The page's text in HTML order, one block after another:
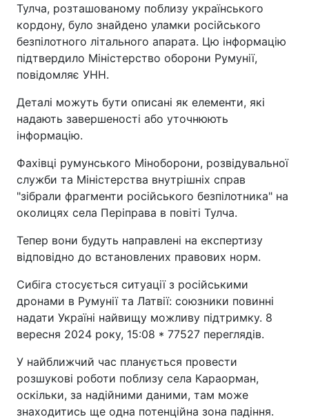
Тулча, розташованому поблизу українського
кордону, було знайдено уламки російського
безпілотного літального апарата. Цю інформацію
підтвердило Міністерство оборони Румунії,
повідомляє УНН.
Деталі можуть бути описані як елементи, які
надають завершеності або уточнюють
інформацію.
Фахівці румунського Міноборони, розвідувальної
служби та Міністерства внутрішніх справ
"зібрали фрагменти російського безпілотника" на
околицях села Періправа в повіті Тулча.
Тепер вони будуть направлені на експертизу
відповідно до встановлених правових норм.
Сибіга стосується ситуації з російськими
дронами в Румунії та Латвії: союзники повинні
надати Україні найвищу можливу підтримку. 8
вересня 2024 року, 15:08 * 77527 переглядів.
У найближчий час планується провести
розшукові роботи поблизу села Караорман,
оскільки, за надійними даними, там може
знаходитись ще одна потенційна зона падіння.